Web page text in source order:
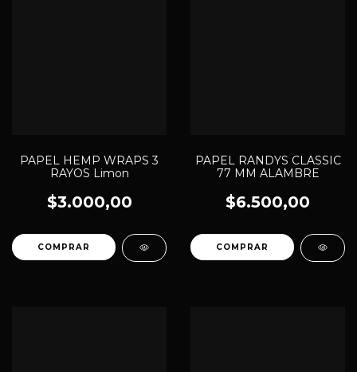
PAPEL HEMP WRAPS 3
RAYOS Limon
$3.000,00
PAPEL RANDYS CLASSIC
77 MM ALAMBRE
$6.500,00